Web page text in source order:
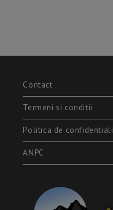
Contact
Termeni si conditii
Politica de
ANPC